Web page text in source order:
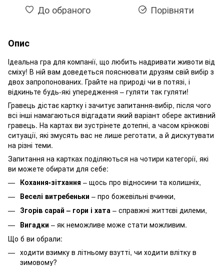
До обраного Порівняти
Опис
Ідеальна гра для компанії, що любить надривати животи від
сміху! В ній вам доведеться пояснювати друзям свій вибір з
двох запропонованих. Грайте на природі чи в потязі, і
відкиньте будь-які упередження – гуляти так гуляти!
Гравець дістає картку і зачитує запитання-вибір, після чого
всі інші намагаються відгадати який варіант обере активний
гравець. На картах ви зустрінете дотепні, а часом крінжові
ситуації, які змусять вас не лише реготати, а й дискутувати
на різні теми.
Запитання на картках поділяються на чотири категорії, які
ви можете обирати для себе:
Кохання-зітхання – щось про відносини та колишніх,
Веселі витребеньки – про божевільні вчинки,
Згорів сарай – гори і хата – справжні життєві дилеми,
Вигадки – як неможливе може стати можливим.
Що б ви обрали:
ходити взимку в літньому взутті, чи ходити влітку в
зимовому?